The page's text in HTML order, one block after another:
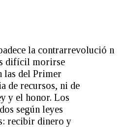
la contrarrevolució n
difícil morirse
las del Primer
de recursos, ni de
y el honor. Los
según leyes
recibir dinero y